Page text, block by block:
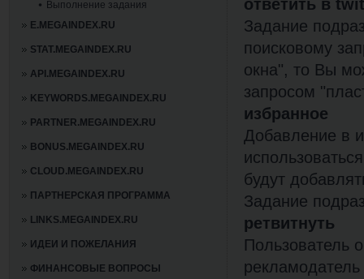
Выполнение задания
E.MEGAINDEX.RU
STAT.MEGAINDEX.RU
API.MEGAINDEX.RU
KEYWORDS.MEGAINDEX.RU
PARTNER.MEGAINDEX.RU
BONUS.MEGAINDEX.RU
CLOUD.MEGAINDEX.RU
ПАРТНЕРСКАЯ ПРОГРАММА
LINKS.MEGAINDEX.RU
ИДЕИ И ПОЖЕЛАНИЯ
ФИНАНСОВЫЕ ВОПРОСЫ
ответить в
Задание
поисковому
окна", то Вы
запросом
избранное
Добавление в
будут
Задание
ретвитнуть
Пользователь
рекламодатель